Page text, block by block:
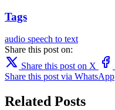
Tags
audio speech to text
Share this post on:
Share this post on X
Share this post via WhatsApp
Related Posts